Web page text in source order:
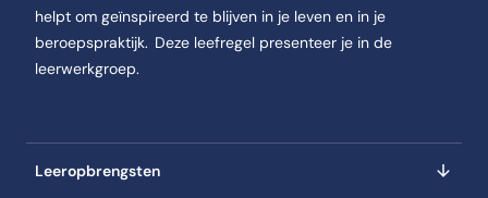
helpt om geïnspireerd te blijven in je leven en in je
beroepspraktijk. Deze leefregel presenteer je in de
leerwerkgroep.
Leeropbrengsten